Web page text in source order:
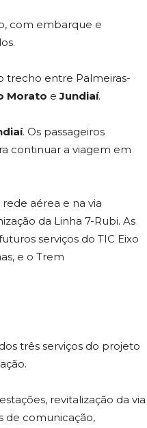
com embarque e
trecho entre Palmeiras-
Morato eJundiaí.
. Os passageiros
continuar a viagem em
aérea e na via
da Linha 7-Rubi. As
serviços do TIC Eixo
e o Trem
três serviços do projeto
revitalização da via
de comunicação,